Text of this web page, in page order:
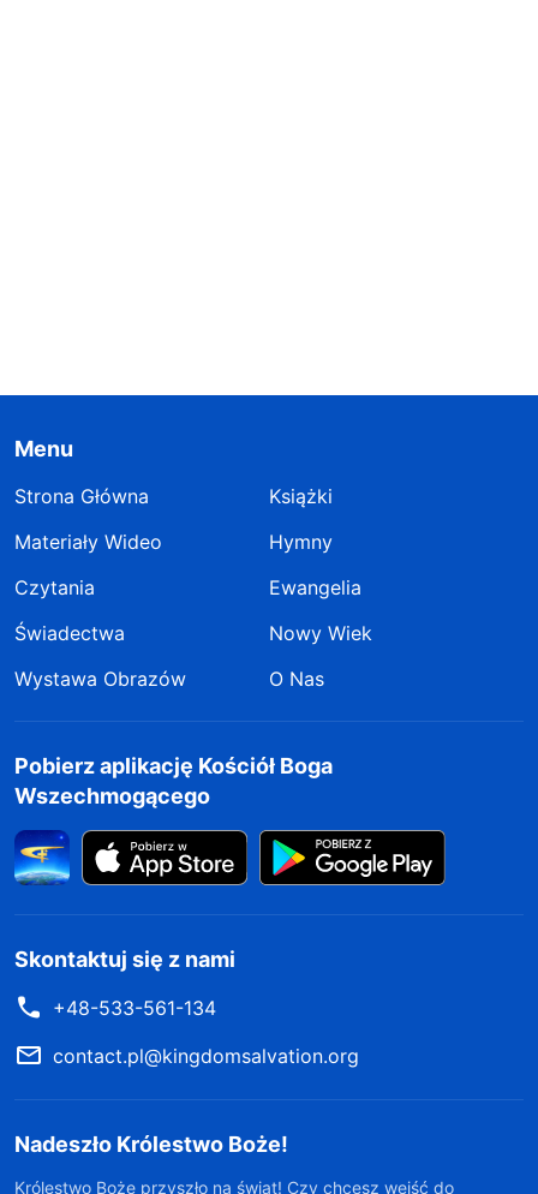
Menu
Strona Główna
Książki
Materiały Wideo
Hymny
Czytania
Ewangelia
Świadectwa
Nowy Wiek
Wystawa Obrazów
O Nas
Pobierz aplikację Kościół Boga
Wszechmogącego
Skontaktuj się z nami
+48-533-561-134
contact.pl@kingdomsalvation.org
Nadeszło Królestwo Boże!
Królestwo Boże przyszło na świat! Czy chcesz wejść do